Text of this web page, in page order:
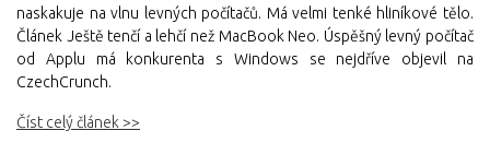
naskakuje na vlnu levných počítačů. Má velmi tenké hliníkové tělo.
Článek Ještě tenčí a lehčí než MacBook Neo. Úspěšný levný počítač
od Applu má konkurenta s Windows se nejdříve objevil na
CzechCrunch.
Číst celý článek >>